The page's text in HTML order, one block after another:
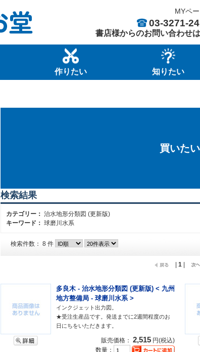
MYペ
03-3271-
書店様からのお問い合わせは
作りたい 知りたい
買いたい
検索結果
カテゴリー： 治水地形分類図 (更新版)
キーワード： 球磨川水系
検索件数： 8 件
1|
多良木 - 治水地形分類図 (更新版) < 九州
地方整備局 - 球磨川水系 >
インクジェット出力図。
★受注生産品です。発送までに2週間程度のお
日にちをいただきます。
販売価格： 2,515 円(税込)
数量：